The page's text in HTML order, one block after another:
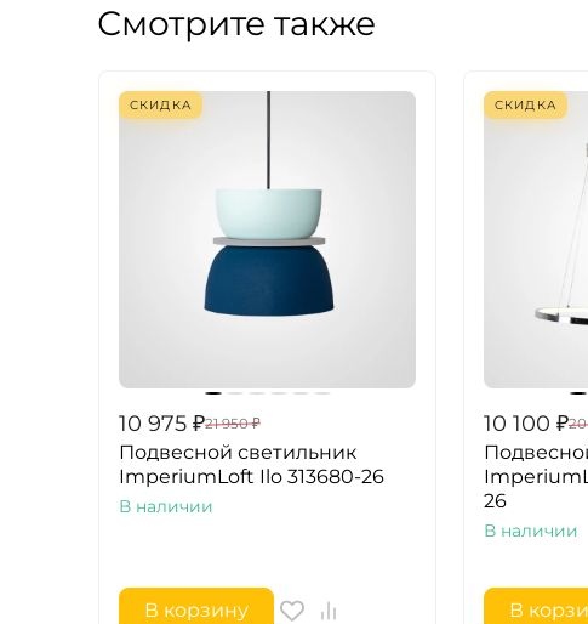
Смотрите также
СКИДКА
10 975 ₽21 950 ₽
Подвесной светильник
ImperiumLoft Ilo 313680-26
В наличии
В корзину
СКИДКА
10 100 ₽
26
В наличии
В